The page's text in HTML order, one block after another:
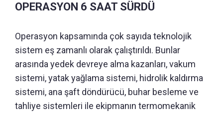
OPERASYON 6 SAAT SÜRDÜ
Operasyon kapsamında çok sayıda teknolojik
sistem eş zamanlı olarak çalıştırıldı. Bunlar
arasında yedek devreye alma kazanları, vakum
sistemi, yatak yağlama sistemi, hidrolik kaldırma
sistemi, ana şaft döndürücü, buhar besleme ve
tahliye sistemleri ile ekipmanın termomekanik